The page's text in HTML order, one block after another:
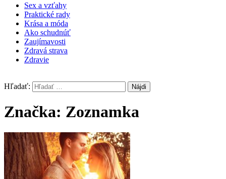
Sex a vzťahy
Praktické rady
Krása a móda
Ako schudnúť
Zaujímavosti
Zdravá strava
Zdravie
Hľadať:
Značka: Zoznamka